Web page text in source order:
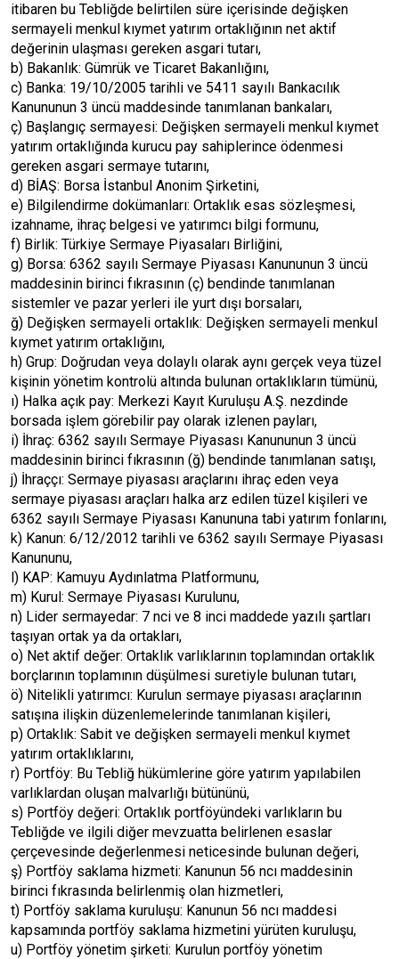
itibaren bu Tebliğde belirtilen süre içerisinde değişken
sermayeli menkul kıymet yatırım ortaklığının net aktif
değerinin ulaşması gereken asgari tutarı,
b) Bakanlık: Gümrük ve Ticaret Bakanlığını,
c) Banka: 19/10/2005 tarihli ve 5411 sayılı Bankacılık
Kanununun 3 üncü maddesinde tanımlanan bankaları,
ç) Başlangıç sermayesi: Değişken sermayeli menkul kıymet
yatırım ortaklığında kurucu pay sahiplerince ödenmesi
gereken asgari sermaye tutarını,
d) BİAŞ: Borsa İstanbul Anonim Şirketini,
e) Bilgilendirme dokümanları: Ortaklık esas sözleşmesi,
izahname, ihraç belgesi ve yatırımcı bilgi formunu,
f) Birlik: Türkiye Sermaye Piyasaları Birliğini,
g) Borsa: 6362 sayılı Sermaye Piyasası Kanununun 3 üncü
maddesinin birinci fıkrasının (ç) bendinde tanımlanan
sistemler ve pazar yerleri ile yurt dışı borsaları,
ğ) Değişken sermayeli ortaklık: Değişken sermayeli menkul
kıymet yatırım ortaklığını,
h) Grup: Doğrudan veya dolaylı olarak aynı gerçek veya tüzel
kişinin yönetim kontrolü altında bulunan ortaklıkların tümünü,
ı) Halka açık pay: Merkezi Kayıt Kuruluşu A.Ş. nezdinde
borsada işlem görebilir pay olarak izlenen payları,
i) İhraç: 6362 sayılı Sermaye Piyasası Kanununun 3 üncü
maddesinin birinci fıkrasının (ğ) bendinde tanımlanan satışı,
j) İhraççı: Sermaye piyasası araçlarını ihraç eden veya
sermaye piyasası araçları halka arz edilen tüzel kişileri ve
6362 sayılı Sermaye Piyasası Kanununa tabi yatırım fonlarını,
k) Kanun: 6/12/2012 tarihli ve 6362 sayılı Sermaye Piyasası
Kanununu,
l) KAP: Kamuyu Aydınlatma Platformunu,
m) Kurul: Sermaye Piyasası Kurulunu,
n) Lider sermayedar: 7 nci ve 8 inci maddede yazılı şartları
taşıyan ortak ya da ortakları,
o) Net aktif değer: Ortaklık varlıklarının toplamından ortaklık
borçlarının toplamının düşülmesi suretiyle bulunan tutarı,
ö) Nitelikli yatırımcı: Kurulun sermaye piyasası araçlarının
satışına ilişkin düzenlemelerinde tanımlanan kişileri,
p) Ortaklık: Sabit ve değişken sermayeli menkul kıymet
yatırım ortaklıklarını,
r) Portföy: Bu Tebliğ hükümlerine göre yatırım yapılabilen
varlıklardan oluşan malvarlığı bütününü,
s) Portföy değeri: Ortaklık portföyündeki varlıkların bu
Tebliğde ve ilgili diğer mevzuatta belirlenen esaslar
çerçevesinde değerlenmesi neticesinde bulunan değeri,
ş) Portföy saklama hizmeti: Kanunun 56 ncı maddesinin
birinci fıkrasında belirlenmiş olan hizmetleri,
t) Portföy saklama kuruluşu: Kanunun 56 ncı maddesi
kapsamında portföy saklama hizmetini yürüten kuruluşu,
u) Portföy yönetim şirketi: Kurulun portföy yönetim